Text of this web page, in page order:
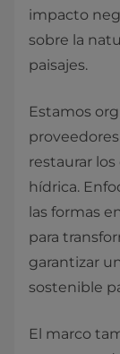
impacto
sobre la
paisajes.
Estamos
restaurar
hídrica.
las formas
para
garantizar
sostenible
El marco